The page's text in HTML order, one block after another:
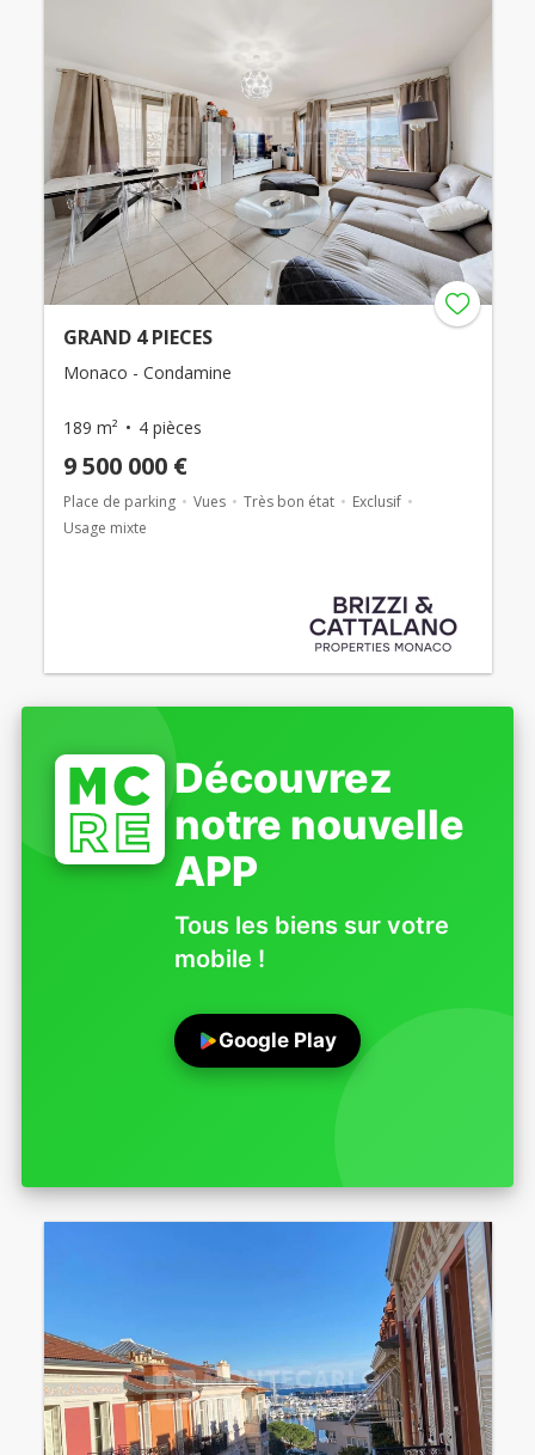
GRAND 4 PIECES
Monaco - Condamine
189 m² 4 pièces
9 500 000 €
Place de parking Vues Très bon état
Exclusif
Usage mixte
Découvrez
notre nouvelle
APP
Tous les biens sur votre
mobile !
Google Play